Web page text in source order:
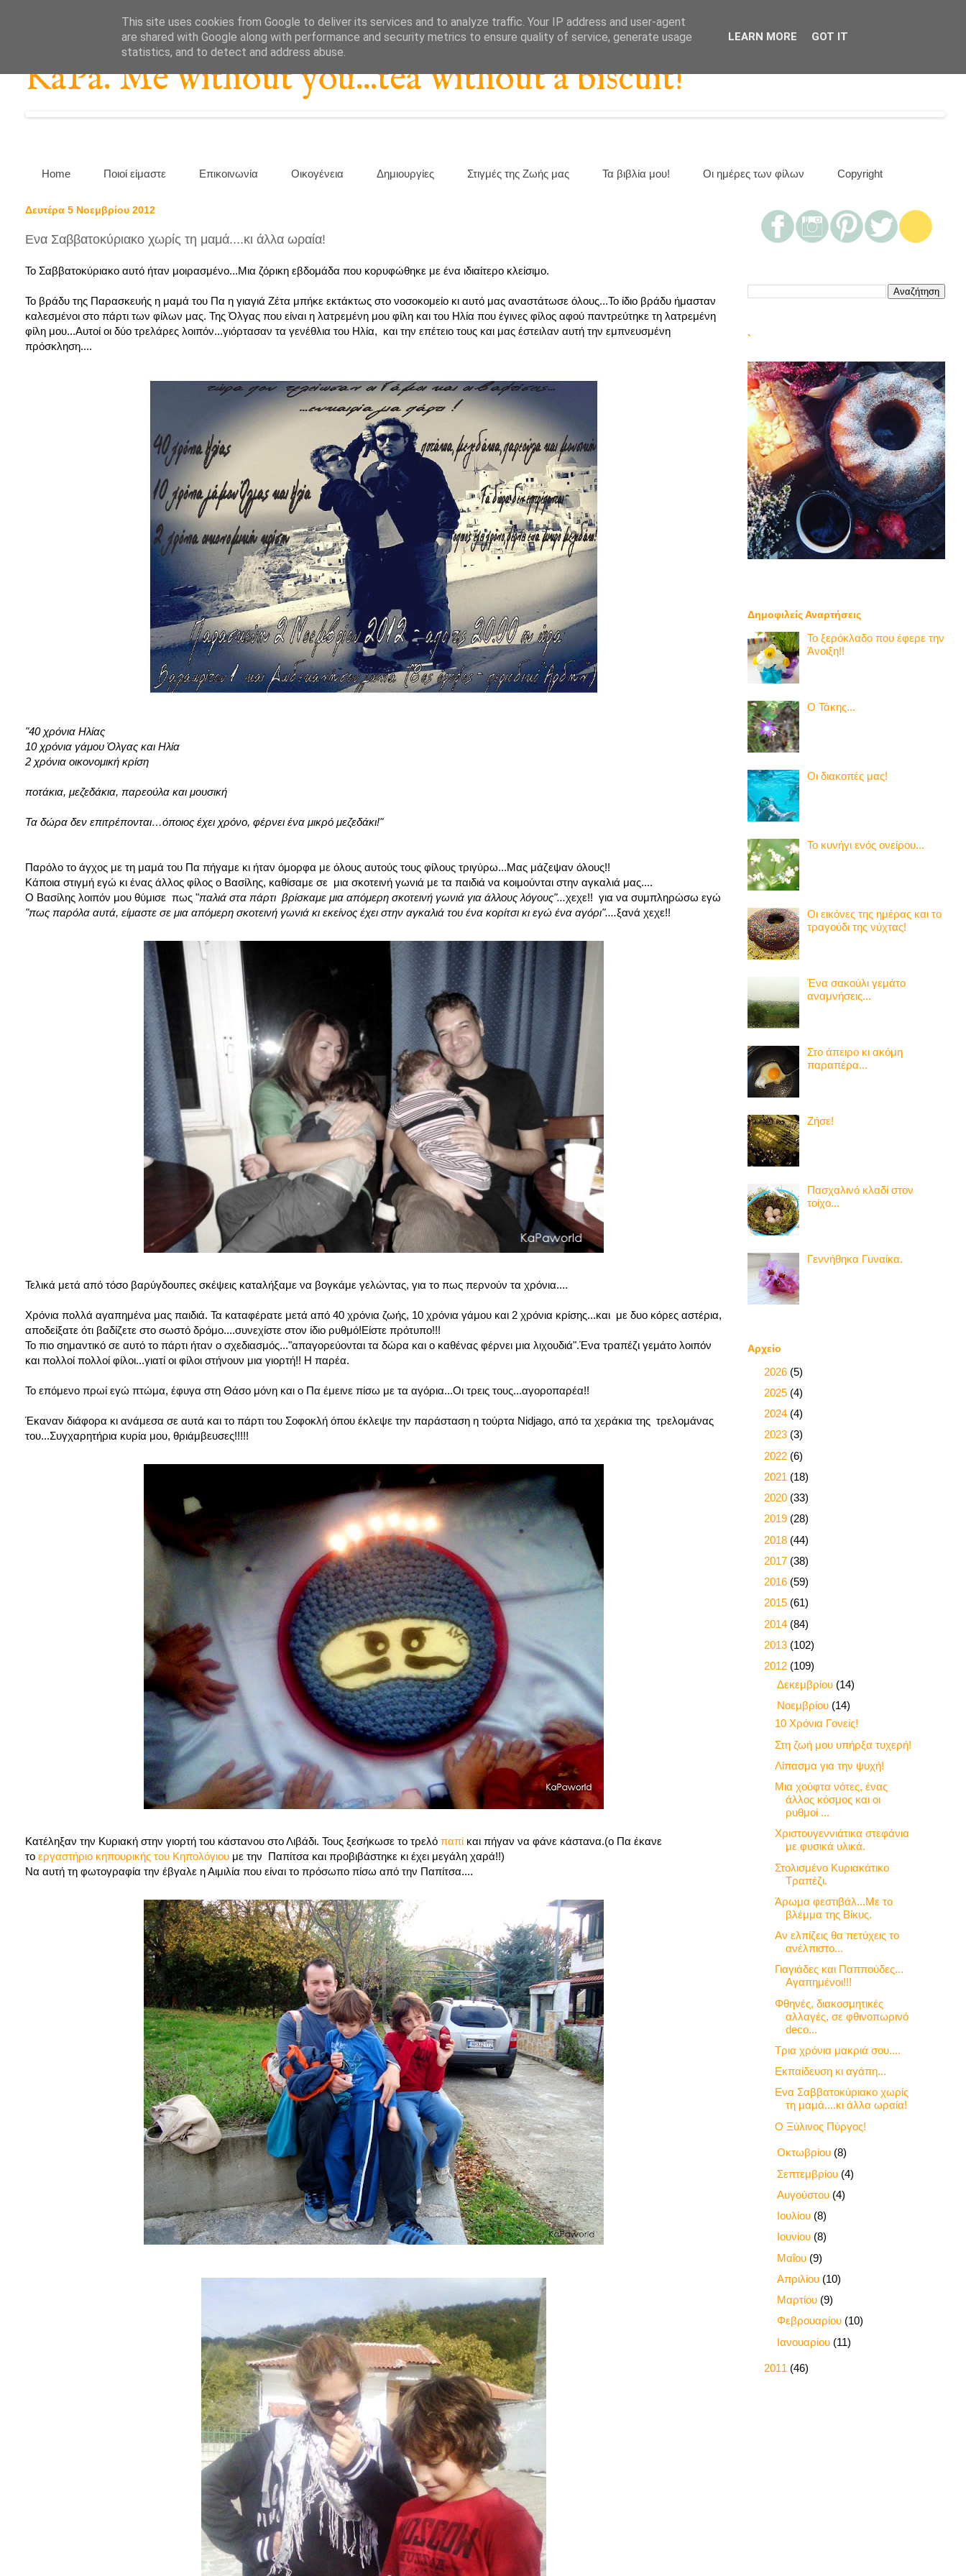
KaPa. Me without you...tea without a biscuit!
Home Ποιοί είμαστε Επικοινωνία Οικογένεια Δημιουργίες Στιγμές της Ζωής μας Τα βιβλία μου! Οι ημέρες των φίλων Copyright
Δευτέρα 5 Νοεμβρίου 2012
Ενα Σαββατοκύριακο χωρίς τη μαμά....κι άλλα ωραία!
Το Σαββατοκύριακο αυτό ήταν μοιρασμένο...Μια ζόρικη εβδομάδα που κορυφώθηκε με ένα ιδιαίτερο κλείσιμο.
Το βράδυ της Παρασκευής η μαμά του Πα η γιαγιά Ζέτα μπήκε εκτάκτως στο νοσοκομείο κι αυτό μας αναστάτωσε όλους...Το ίδιο βράδυ ήμασταν
καλεσμένοι στο πάρτι των φίλων μας. Της Όλγας που είναι η λατρεμένη μου φίλη και του Ηλία που έγινες φίλος αφού παντρεύτηκε τη λατρεμένη
φίλη μου...Αυτοί οι δύο τρελάρες λοιπόν...γιόρτασαν τα γενέθλια του Ηλία, και την επέτειο τους και μας έστειλαν αυτή την εμπνευσμένη
πρόσκληση....
"40 χρόνια Ηλίας
10 χρόνια γάμου Όλγας και Ηλία
2 χρόνια οικονομική κρίση
ποτάκια, μεζεδάκια, παρεούλα και μουσική
Τα δώρα δεν επιτρέπονται…όποιος έχει χρόνο, φέρνει ένα μικρό μεζεδάκι!"
Παρόλο το άγχος με τη μαμά του Πα πήγαμε κι ήταν όμορφα με όλους αυτούς τους φίλους τριγύρω...Μας μάζεψαν όλους!!
Κάποια στιγμή εγώ κι ένας άλλος φίλος ο Βασίλης, καθίσαμε σε μια σκοτεινή γωνιά με τα παιδιά να κοιμούνται στην αγκαλιά μας....
Ο Βασίλης λοιπόν μου θύμισε πως "παλιά στα πάρτι βρίσκαμε μια απόμερη σκοτεινή γωνιά για άλλους λόγους"...χεχε!! για να συμπληρώσω εγώ
"πως παρόλα αυτά, είμαστε σε μια απόμερη σκοτεινή γωνιά κι εκείνος έχει στην αγκαλιά του ένα κορίτσι κι εγώ ένα αγόρι"....ξανά χεχε!!
Τελικά μετά από τόσο βαρύγδουπες σκέψεις καταλήξαμε να βογκάμε γελώντας, για το πως περνούν τα χρόνια....
Χρόνια πολλά αγαπημένα μας παιδιά. Τα καταφέρατε μετά από 40 χρόνια ζωής, 10 χρόνια γάμου και 2 χρόνια κρίσης...και με δυο κόρες αστέρια,
αποδείξατε ότι βαδίζετε στο σωστό δρόμο....συνεχίστε στον ίδιο ρυθμό!Είστε πρότυπο!!!
Το πιο σημαντικό σε αυτό το πάρτι ήταν ο σχεδιασμός..."απαγορεύονται τα δώρα και ο καθένας φέρνει μια λιχουδιά".Ένα τραπέζι γεμάτο λοιπόν
και πολλοί πολλοί φίλοι...γιατί οι φίλοι στήνουν μια γιορτή!! Η παρέα.
Το επόμενο πρωί εγώ πτώμα, έφυγα στη Θάσο μόνη και ο Πα έμεινε πίσω με τα αγόρια...Οι τρεις τους...αγοροπαρέα!!
Έκαναν διάφορα κι ανάμεσα σε αυτά και το πάρτι του Σοφοκλή όπου έκλεψε την παράσταση η τούρτα Nidjago, από τα χεράκια της τρελομάνας
του...Συγχαρητήρια κυρία μου, θριάμβευσες!!!!!
Κατέληξαν την Κυριακή στην γιορτή του κάστανου στο Λιβάδι. Τους ξεσήκωσε το τρελό παπί και πήγαν να φάνε κάστανα.(ο Πα έκανε
το εργαστήριο κηπουρικής του Κηπολόγιου με την Παπίτσα και προβιβάστηκε κι έχει μεγάλη χαρά!!)
Να αυτή τη φωτογραφία την έβγαλε η Αιμιλία που είναι το πρόσωπο πίσω από την Παπίτσα....
`
Δημοφιλείς Αναρτήσεις
Το ξερόκλαδο που έφερε την
Άνοιξη!!
Ο Τάκης...
Οι διακοπές μας!
Το κυνήγι ενός ονείρου...
Οι εικόνες της ημέρας και το
τραγούδι της νύχτας!
Ένα σακούλι γεμάτο
αναμνήσεις...
Στο άπειρο κι ακόμη
παραπέρα...
Ζήσε!
Πασχαλινό κλαδί στον
τοίχο...
Γεννήθηκα Γυναίκα.
Αρχείο
2026 (5)
2025 (4)
2024 (4)
2023 (3)
2022 (6)
2021 (18)
2020 (33)
2019 (28)
2018 (44)
2017 (38)
2016 (59)
2015 (61)
2014 (84)
2013 (102)
2012 (109)
Δεκεμβρίου (14)
Νοεμβρίου (14)
10 Χρόνια Γονείς!
Στη ζωή μου υπήρξα τυχερή!
Λίπασμα για την ψυχή!
Μια χούφτα νότες, ένας
άλλος κόσμος και οι
ρυθμοί ...
Χριστουγεννιάτικα στεφάνια
με φυσικά υλικά.
Στολισμένο Κυριακάτικο
Τραπέζι.
Άρωμα φεστιβάλ...Με το
βλέμμα της Βίκυς.
Αν ελπίζεις θα πετύχεις το
ανέλπιστο...
Γιαγιάδες και Παππούδες...
Αγαπημένοι!!!
Φθηνές, διακοσμητικές
αλλαγές, σε φθινοπωρινό
deco...
Τρια χρόνια μακριά σου....
Εκπαίδευση κι αγάπη...
Ενα Σαββατοκύριακο χωρίς
τη μαμά....κι άλλα ωραία!
Ο Ξύλινος Πύργος!
Οκτωβρίου (8)
Σεπτεμβρίου (4)
Αυγούστου (4)
Ιουλίου (8)
Ιουνίου (8)
Μαΐου (9)
Απριλίου (10)
Μαρτίου (9)
Φεβρουαρίου (10)
Ιανουαρίου (11)
2011 (46)
This site uses cookies from Google to deliver its services and to analyze traffic. Your IP address and user-agent
are shared with Google along with performance and security metrics to ensure quality of service, generate usage
statistics, and to detect and address abuse.
LEARN MORE GOT IT